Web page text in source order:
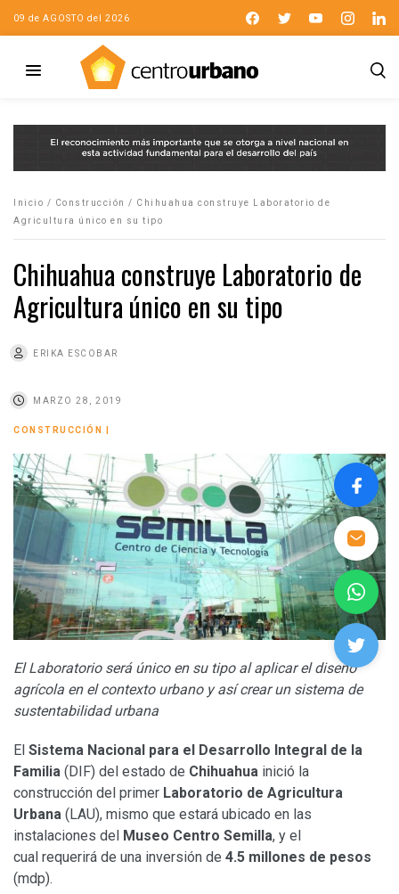
09 de AGOSTO del 2026
Inicio / Construcción / Chihuahua construye Laboratorio de
Agricultura único en su tipo
Chihuahua construye Laboratorio de
Agricultura único en su tipo
ERIKA ESCOBAR
MARZO 28, 2019
CONSTRUCCIÓN
El Laboratorio será único en su tipo al aplicar el diseño
agrícola en el contexto urbano y así crear un sistema de
sustentabilidad urbana
El Sistema Nacional para el Desarrollo Integral de la
Familia (DIF) del estado de Chihuahua inició la
construcción del primer Laboratorio de Agricultura
Urbana (LAU), mismo que estará ubicado en las
instalaciones del Museo Centro Semilla, y el
cual requerirá de una inversión de 4.5 millones de pesos
(mdp).